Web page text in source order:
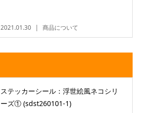
2021.01.30 商品について
ステッカーシール：浮世絵風ネコシリ
ーズ① (sdst260101-1)